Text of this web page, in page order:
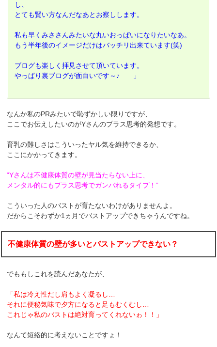
し、
とても賢い方なんだなあとお察しします。
私も早くみささんみたいな丸いおっぱいになりたいなあ。
もう半年後のイメージだけはバッチリ出来ています(笑)
ブログも楽しく拝見させて頂いています。
やっぱり裏ブログが面白いです～♪ 」
なんか私のPRみたいで恥ずかしい限りですが、
ここでお伝えしたいのがYさんのプラス思考的発想です。
育乳の難しさはこういったヤル気を維持できるか、
ここにかかってきます。
“Yさんは不健康体質の壁が見当たらない上に、
メンタル的にもプラス思考でガンバれるタイプ！”
こういった人のバストが育たないわけがありませんよ。
だからこそわずか1ヵ月でバストアップできちゃうんですね。
不健康体質の壁が多いとバストアップできない？
でももしこれを読んだあなたが、
「私は冷え性だし肩もよく凝るし…
それに便秘気味で夕方になると足もむくむし…
これじゃ私のバストは絶対育ってくれないゎ！！」
なんて短絡的に考えないことですょ！